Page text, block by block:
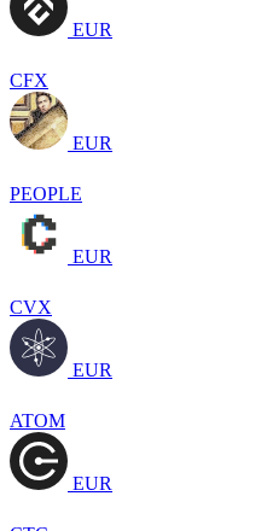
EUR
CFX
EUR
PEOPLE
EUR
CVX
EUR
ATOM
EUR